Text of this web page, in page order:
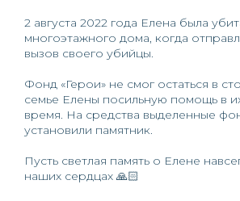
2 августа 2022 года Елена была
многоэтажного дома, когда
вызов своего убийцы.
Фонд «Герои» не смог остаться в
семье Елены посильную помощь в
время. На средства выделенные
установили памятник.
Пусть светлая память о Елене
наших сердцах 🙏🏻